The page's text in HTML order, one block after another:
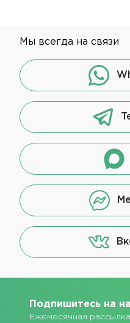
Мы всегда на связи
Подпишитесь на
Ежемесячная